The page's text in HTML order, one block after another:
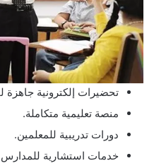
تحضيرات إلكترونية جاهزة
منصة تعليمية متكاملة.
دورات تدريبية للمعلمين.
خدمات استشارية